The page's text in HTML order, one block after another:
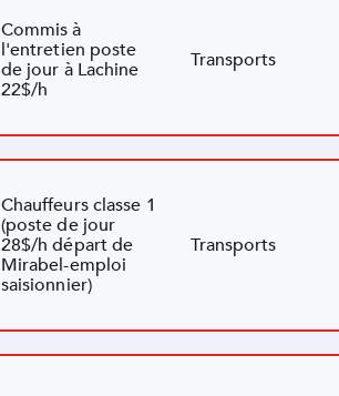
Commis à
l'entretien poste
de jour à Lachine
22$/h
Transports
Chauffeurs classe 1
(poste de jour
28$/h départ de
Mirabel-emploi
saisionnier)
Transports